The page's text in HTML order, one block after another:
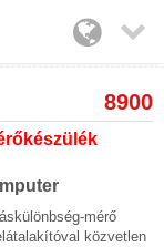

8900
mérő
közvetlen